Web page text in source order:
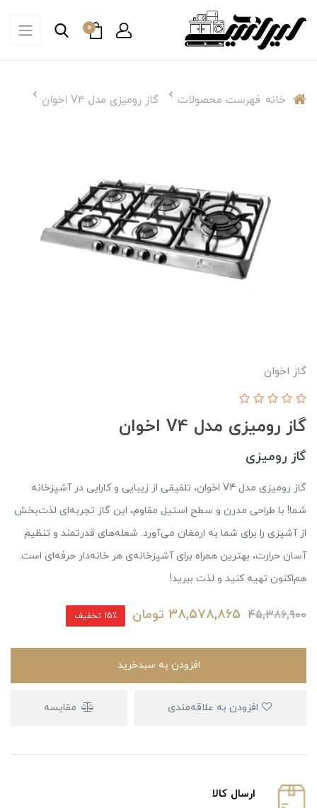
0
خانه فهرست محصولات گاز رومیزی مدل V4 اخوان
گاز اخوان
گاز رومیزی مدل V4 اخوان
گاز رومیزی
گاز رومیزی مدل V4 اخوان، تلفیقی از زیبایی و کارایی در آشپزخانه
شما! با طراحی مدرن و سطح استیل مقاوم، این گاز تجربه‌ای لذت‌بخش
از آشپزی را برای شما به ارمغان می‌آورد. شعله‌های قدرتمند و تنظیم
آسان حرارت، بهترین همراه برای آشپزخانه‌ی هر خانه‌دار حرفه‌ای است.
هم‌اکنون تهیه کنید و لذت ببرید!
45,386,900
38,578,865 تومان 15٪ تخفیف
افزودن به سبدخرید
مقایسه
ارسال كالا